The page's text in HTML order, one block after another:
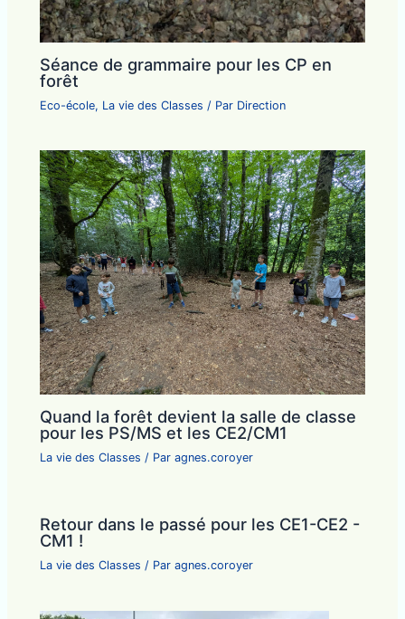
Séance de grammaire pour les CP en
forêt
Eco-école, La vie des Classes / Par Direction
Quand la forêt devient la salle de classe
pour les PS/MS et les CE2/CM1
La vie des Classes / Paragnes.coroyer
Retour dans le passé pour les CE1-CE2 -
CM1 !
La vie des Classes / Paragnes.coroyer